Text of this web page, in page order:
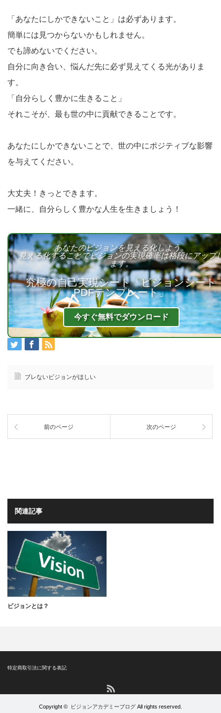
「あなたにしかできないこと」は必ずあります。
簡単には見つからないかもしれません。
でも諦めないでください。
自分に向き合い、悩んだ先に必ず見えてくる光がありま
す。
「自分らしく豊かに生きること」
それこそが、最も世の中に貢献できることです。
あなたにしかできないことで、世の中にポジティブな影響
を与えてください。
大丈夫！きっとできます。
一緒に、自分らしく豊かな人生を生きましょう！
あなたのビジョンを見える化しよう。
見える化することでビジョンの実現確率は格段にアップ
ます。
究極の自己実現シート「ビジョンシート
PDFテンプレート」
今すぐ無料でダウンロード
ブレないビジョンがほしい
前のページ 次のページ
関連記事
ビジョンとは？
特定商取引法に関する表記
Copyright © ビジョンアカデミーブログ All rights reserved.